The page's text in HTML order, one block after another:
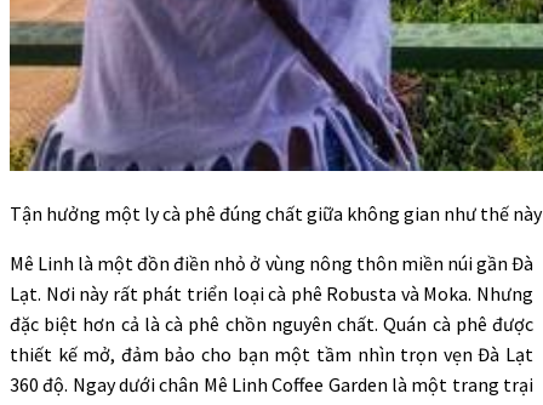
Tận hưởng một ly cà phê đúng chất giữa không gian như thế
Mê Linh là một đồn điền nhỏ ở vùng nông thôn miền núi gần Đà
Lạt. Nơi này rất phát triển loại cà phê Robusta và Moka. Nhưng
đặc biệt hơn cả là cà phê chồn nguyên chất. Quán cà phê được
thiết kế mở, đảm bảo cho bạn một tầm nhìn trọn vẹn Đà Lạt
360 độ. Ngay dưới chân Mê Linh Coffee Garden là một trang trại